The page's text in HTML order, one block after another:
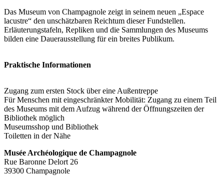
Das Museum von Champagnole zeigt in seinem neuen „Espace
lacustre“ den unschätzbaren Reichtum dieser Fundstellen.
Erläuterungstafeln, Repliken und die Sammlungen des Museums
bilden eine Dauerausstellung für ein breites Publikum.
Praktische Informationen
Zugang zum ersten Stock über eine Außentreppe
Für Menschen mit eingeschränkter Mobilität: Zugang zu einem Teil
des Museums mit dem Aufzug während der Öffnungszeiten der
Bibliothek möglich
Museumsshop und Bibliothek
Toiletten in der Nähe
Musée Archéologique de Champagnole
Rue Baronne Delort 26
39300 Champagnole